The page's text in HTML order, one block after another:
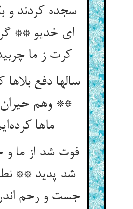
سجده کردند و
ای خدیو **
کرت ز ما
سالها دفع بلاها
** وهم حیران
ماها
فوت شد از ما
شد پدید **
جست و رحم